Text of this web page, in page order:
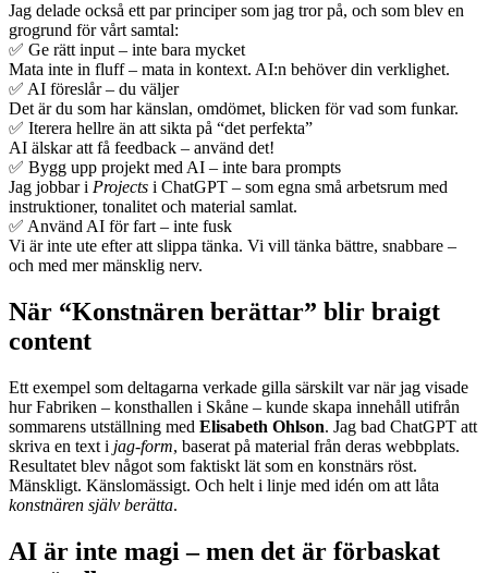
Jag delade också ett par principer som jag tror på, och som blev en
grogrund för vårt samtal:
✅ Ge rätt input – inte bara mycket
Mata inte in fluff – mata in kontext. AI:n behöver din verklighet.
✅ AI föreslår – du väljer
Det är du som har känslan, omdömet, blicken för vad som funkar.
✅ Iterera hellre än att sikta på “det perfekta”
AI älskar att få feedback – använd det!
✅ Bygg upp projekt med AI – inte bara prompts
Jag jobbar i Projects i ChatGPT – som egna små arbetsrum med
instruktioner, tonalitet och material samlat.
✅ Använd AI för fart – inte fusk
Vi är inte ute efter att slippa tänka. Vi vill tänka bättre, snabbare –
och med mer mänsklig nerv.
När “Konstnären berättar” blir braigt
content
Ett exempel som deltagarna verkade gilla särskilt var när jag visade
hur Fabriken – konsthallen i Skåne – kunde skapa innehåll utifrån
sommarens utställning med Elisabeth Ohlson. Jag bad ChatGPT att
skriva en text i jag-form, baserat på material från deras webbplats.
Resultatet blev något som faktiskt lät som en konstnärs röst.
Mänskligt. Känslomässigt. Och helt i linje med idén om att låta
konstnären själv berätta.
AI är inte magi – men det är förbaskat